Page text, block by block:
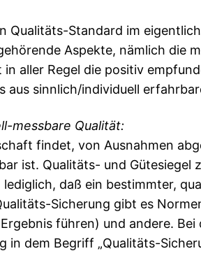
Qualitäts-Standard im
Aspekte, nämlich die
in aller Regel die positiv
aus sinnlich/individuell
messbare Qualität:
findet, von Ausnahmen
ist. Qualitäts- und Gütesiegel
lediglich, daß ein bestimmter,
Sicherung gibt es
führen) und andere.
in dem Begriff „Qualitäts-